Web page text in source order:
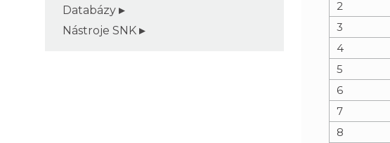
Databázy
Nástroje SNK
2
3
4
5
6
7
8